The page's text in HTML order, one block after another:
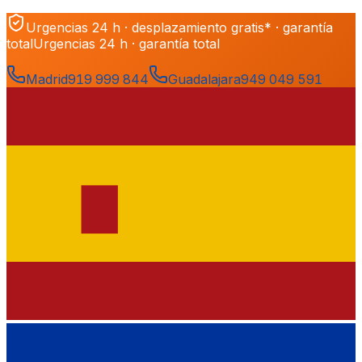
Urgencias 24 h · desplazamiento gratis* · garantía
totalUrgencias 24 h · garantía total
Madrid919 999 844 Guadalajara949 049 591